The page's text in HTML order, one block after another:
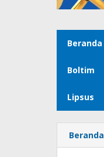
Beranda
Boltim
Lipsus
Beranda